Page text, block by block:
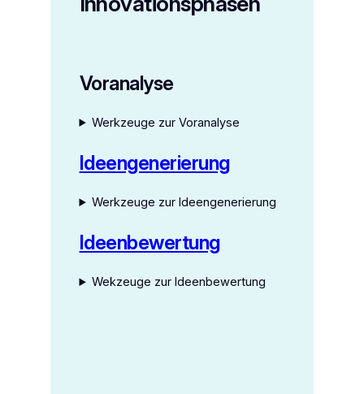
Voranalyse
Werkzeuge zur Voranalyse
Ideengenerierung
Werkzeuge zur Ideengenerierung
Ideenbewertung
Wekzeuge zur Ideenbewertung